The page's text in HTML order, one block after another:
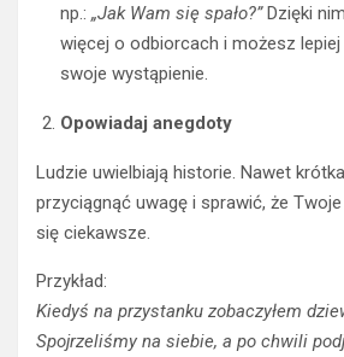
np.: „Jak Wam się spało?”Dzięki
więcej o odbiorcach i możesz
swoje wystąpienie.
Opowiadaj anegdoty
Ludzie uwielbiają historie. Nawet
przyciągnąć uwagę i sprawić, że
się ciekawsze.
Przykład:
Kiedyś na przystanku zobaczyłem
Spojrzeliśmy na siebie, a po chwili